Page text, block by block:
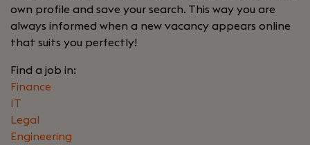
own profile and save your search. This way you are
always informed when a new vacancy appears online
that suits you perfectly!
Find a job in:
Finance
IT
Legal
Engineering